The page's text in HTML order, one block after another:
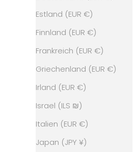
Estland (EUR €)
Finnland (EUR €)
Frankreich (EUR €)
Griechenland (EUR €)
Irland (EUR €)
Israel (ILS ₪)
Italien (EUR €)
Japan (JPY ¥)